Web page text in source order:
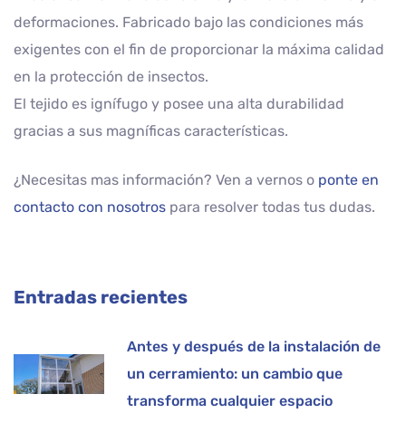
Entradas recientes
Antes y después de la instalación de
un cerramiento: un cambio que
transforma cualquier espacio
deformaciones. Fabricado bajo las condiciones más
exigentes con el fin de proporcionar la máxima calidad
en la protección de insectos.
El tejido es ignífugo y posee una alta durabilidad
gracias a sus magníficas características.
¿Necesitas mas información? Ven a vernos o ponte en
contacto con nosotros para resolver todas tus dudas.